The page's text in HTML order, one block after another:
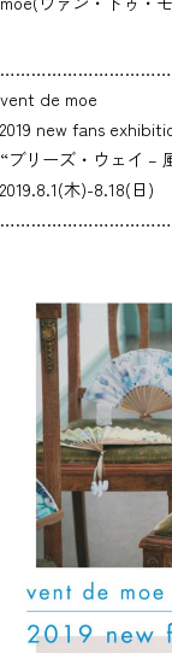
vent de moe
2019 new fans
“ブリーズ・ウェイ –
2019.8.1(木)-8.18(日)